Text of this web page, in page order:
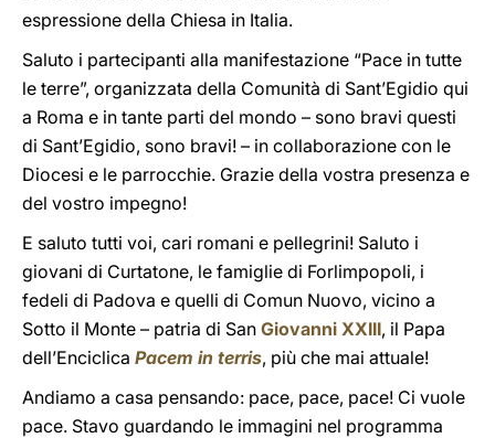
espressione della Chiesa in Italia.
Saluto i partecipanti alla manifestazione “Pace in tutte
le terre”, organizzata della Comunità di Sant’Egidio qui
a Roma e in tante parti del mondo – sono bravi questi
di Sant’Egidio, sono bravi! – in collaborazione con le
Diocesi e le parrocchie. Grazie della vostra presenza e
del vostro impegno!
E saluto tutti voi, cari romani e pellegrini! Saluto i
giovani di Curtatone, le famiglie di Forlimpopoli, i
fedeli di Padova e quelli di Comun Nuovo, vicino a
Sotto il Monte – patria di San Giovanni XXIII, il Papa
dell’Enciclica Pacem in terris, più che mai attuale!
Andiamo a casa pensando: pace, pace, pace! Ci vuole
pace. Stavo guardando le immagini nel programma